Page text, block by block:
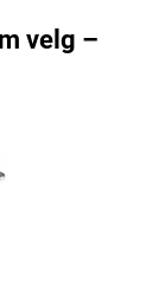
velg –